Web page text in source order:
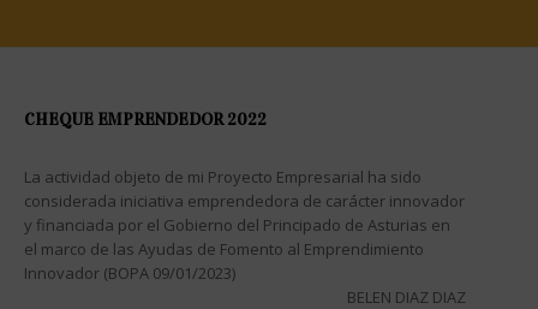
CHEQUE EMPRENDEDOR 2022
La actividad objeto de mi Proyecto Empresarial ha sido
considerada iniciativa emprendedora de carácter innovador
y financiada por el Gobierno del Principado de Asturias en
el marco de las Ayudas de Fomento al Emprendimiento
Innovador (BOPA 09/01/2023)
BELEN DIAZ DIAZ